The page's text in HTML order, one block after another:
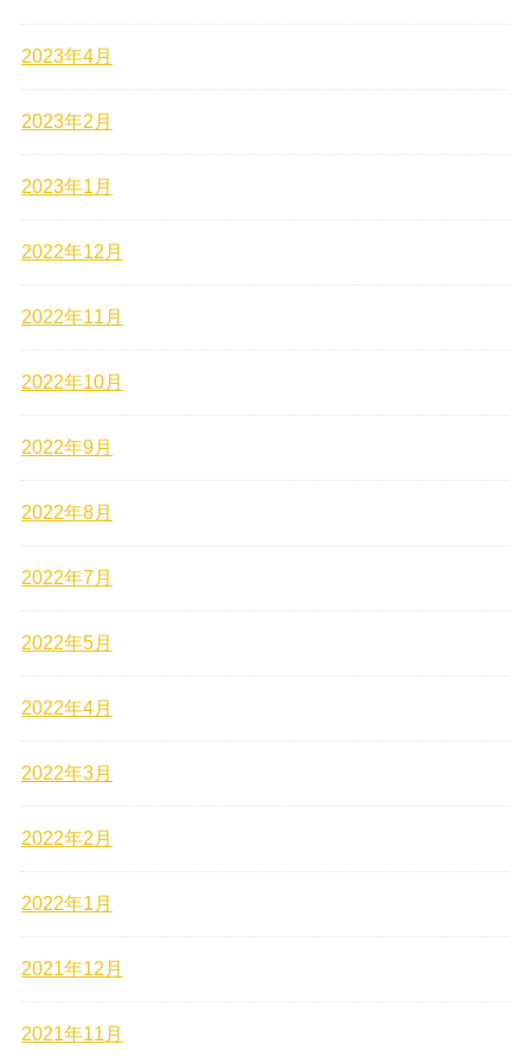
2023年4月
2023年2月
2023年1月
2022年12月
2022年11月
2022年10月
2022年9月
2022年8月
2022年7月
2022年5月
2022年4月
2022年3月
2022年2月
2022年1月
2021年12月
2021年11月